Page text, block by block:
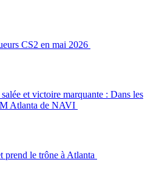
CS2 en mai 2026
et victoire marquante : Dans les
Atlanta de NAVI
le trône à Atlanta